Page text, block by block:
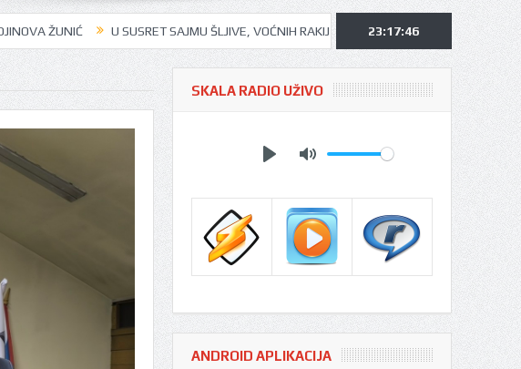
U SUSRET SAJMU ŠLJIVE, VOĆNIH RAKIJA I MEDA U UGLJEVIKU… UGLJEVIČKI ĐACI NA
23:17:48
SKALA RADIO UŽIVO
ANDROID APLIKACIJA